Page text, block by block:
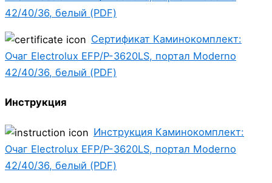
42/40/36, белый (PDF)
Сертификат Каминокомплект:
Очаг Electrolux EFP/P-3620LS, портал Moderno
42/40/36, белый (PDF)
Инструкция
Инструкция Каминокомплект:
Очаг Electrolux EFP/P-3620LS, портал Moderno
42/40/36, белый (PDF)